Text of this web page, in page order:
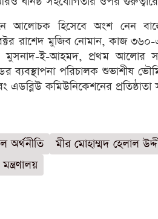
আলোচক হিসেবে অংশ নেন
রাশেদ মুজিব নোমান, কাজ
ই-আহমদ, প্রথম আলোর
ব্যবস্থাপনা পরিচালক শুভাশীষ
কমিউনিকেশনের প্রতিষ্ঠাতা
অর্থনীতি মীর মোহাম্মদ হেলাল